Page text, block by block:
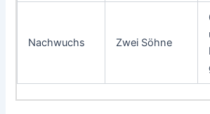
Nachwuchs Zwei Söhne